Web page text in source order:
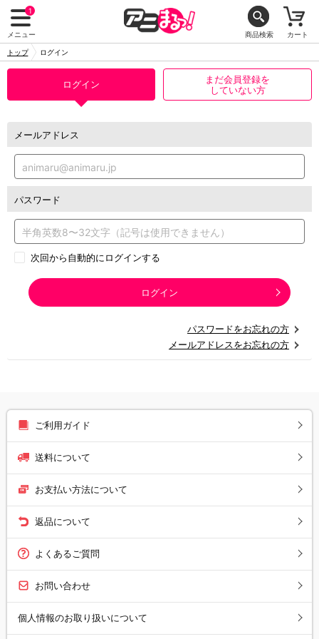
1
メニュー 商品検索 カート
トップ ログイン
ログイン
まだ会員登録を
していない方
メールアドレス
パスワード
次回から自動的にログインする
ログイン
パスワードをお忘れの方
メールアドレスをお忘れの方
ご利用ガイド
送料について
お支払い方法について
返品について
よくあるご質問
お問い合わせ
個人情報のお取り扱いについて